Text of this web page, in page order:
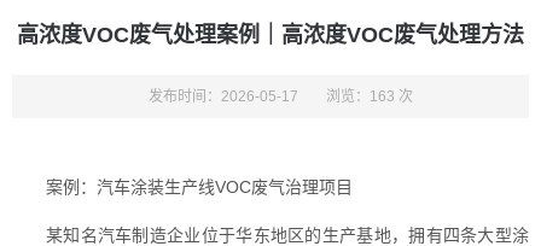
高浓度VOC废气处理案例｜高浓度VOC废气处理方法
发布时间：2026-05-17 浏览：163 次
案例：汽车涂装生产线VOC废气治理项目
某知名汽车制造企业位于华东地区的生产基地，拥有四条大型涂